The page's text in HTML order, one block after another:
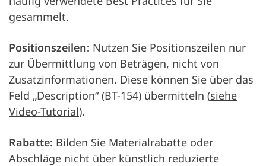
gesammelt.
Positionszeilen: Nutzen Sie Positionszeilen nur
zur Übermittlung von Beträgen, nicht von
Zusatzinformationen. Diese können Sie über das
Feld „Description“ (BT-154) übermitteln (siehe
Video-Tutorial).
Rabatte: Bilden Sie Materialrabatte oder
Abschläge nicht über künstlich reduzierte